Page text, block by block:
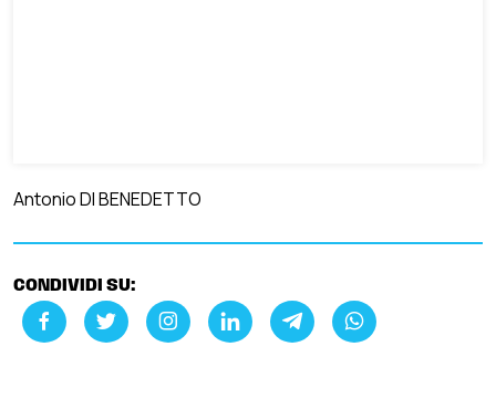
Antonio DI BENEDETTO
CONDIVIDI SU: